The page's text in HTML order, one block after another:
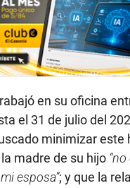
en su oficina
el 31 de julio del
minimizar este
madre de su hijo
esposa”; y que la